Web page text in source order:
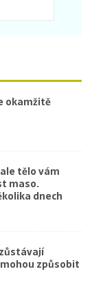
okamžitě
tělo vám
maso.
dnech
způsobit